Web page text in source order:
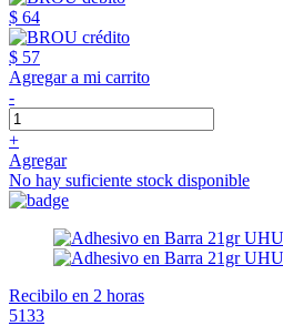
$ 64
$ 57
Agregar a mi carrito
-
+
Agregar
No hay suficiente stock disponible
Recibilo en 2 horas
5133